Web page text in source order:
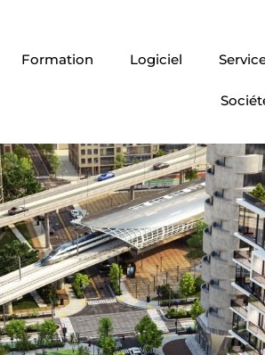
Formation Logiciel